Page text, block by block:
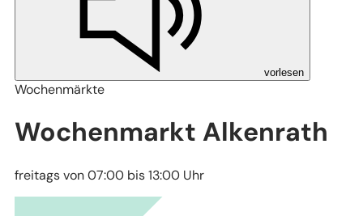
vorlesen
Wochenmärkte
Wochenmarkt Alkenrath
freitags von 07:00 bis 13:00 Uhr